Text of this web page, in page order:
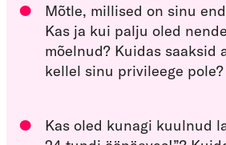
Mõtle, millised on sinu
Kas ja kui palju oled
mõelnud? Kuidas saaksid
kellel sinu privileege pole?
Kas oled kunagi kuulnud